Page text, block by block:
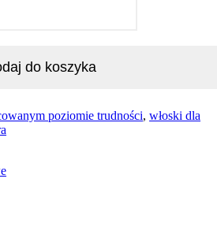
do koszyka
poziomie trudności,włoski dla